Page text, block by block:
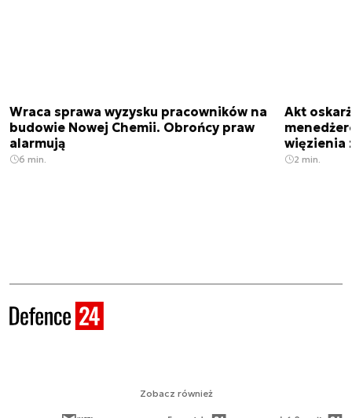
Wraca sprawa wyzysku pracowników na
budowie Nowej Chemii. Obrońcy praw
alarmują
6 min.
Akt
więzienia
2 min.
Zobacz również